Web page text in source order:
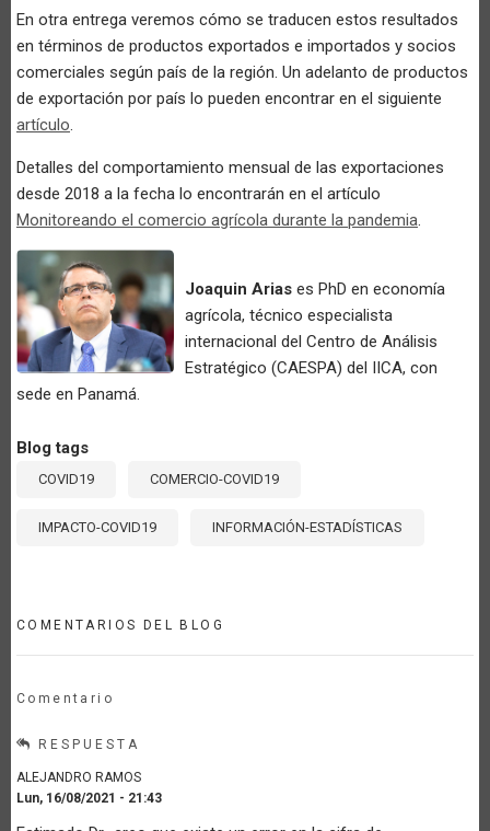
En otra entrega veremos cómo se traducen estos resultados
en términos de productos exportados e importados y socios
comerciales según país de la región. Un adelanto de productos
de exportación por país lo pueden encontrar en el siguiente
artículo.
Detalles del comportamiento mensual de las exportaciones
desde 2018 a la fecha lo encontrarán en el artículo
Monitoreando el comercio agrícola durante la pandemia.
Joaquin Arias es PhD en economía
agrícola, técnico especialista
internacional del Centro de Análisis
Estratégico (CAESPA) del IICA, con
sede en Panamá.
Blog tags
COVID19 COMERCIO-COVID19
IMPACTO-COVID19 INFORMACIÓN-ESTADÍSTICAS
COMENTARIOS DEL BLOG
Comentario
RESPUESTA
ALEJANDRO RAMOS
Lun, 16/08/2021 - 21:43